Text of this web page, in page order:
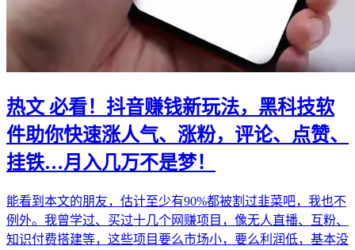
热文 必看！抖音赚钱新玩法，黑科技软
件助你快速涨人气、涨粉，评论、点赞、
挂铁…月入几万不是梦！
能看到本文的朋友，估计至少有90%都被割过韭菜吧，我也不
例外。我曾学过、买过十几个网赚项目，像无人直播、互粉、
知识付费搭建等，这些项目要么市场小，要么利润低，基本没